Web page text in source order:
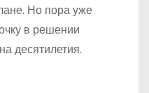
Но пора уже
в решении
десятилетия.